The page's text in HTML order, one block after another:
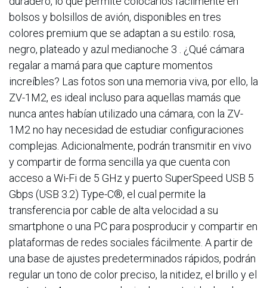
bolsos y bolsillos de avión, disponibles en tres
colores premium que se adaptan a su estilo: rosa,
negro, plateado y azul medianoche 3 . ¿Qué cámara
regalar a mamá para que capture momentos
increíbles? Las fotos son una memoria viva, por ello, la
ZV-1M2, es ideal incluso para aquellas mamás que
nunca antes habían utilizado una cámara, con la ZV-
1M2 no hay necesidad de estudiar configuraciones
complejas. Adicionalmente, podrán transmitir en vivo
y compartir de forma sencilla ya que cuenta con
acceso a Wi-Fi de 5 GHz y puerto SuperSpeed USB 5
Gbps (USB 3.2) Type-C®, el cual permite la
transferencia por cable de alta velocidad a su
smartphone o una PC para posproducir y compartir en
plataformas de redes sociales fácilmente. A partir de
una base de ajustes predeterminados rápidos, podrán
regular un tono de color preciso, la nitidez, el brillo y el